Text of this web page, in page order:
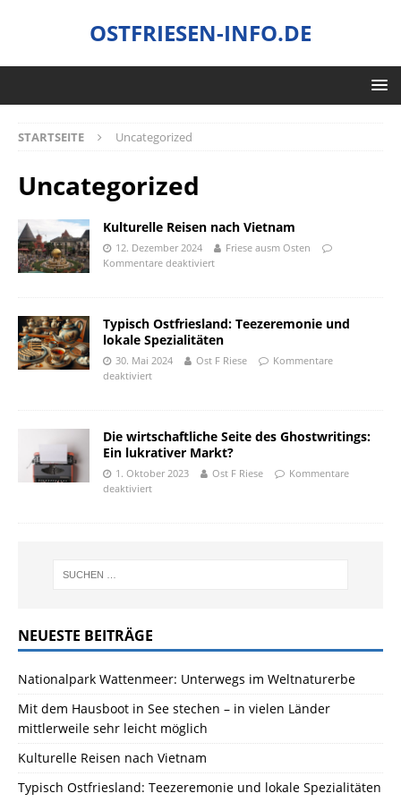
OSTFRIESEN-INFO.DE
STARTSEITE Uncategorized
Uncategorized
Kulturelle Reisen nach Vietnam
12. Dezember 2024
Friese ausm Osten
Kommentare deaktiviert
Typisch Ostfriesland: Teezeremonie und
lokale Spezialitäten
30. Mai 2024 Ost F Riese
Kommentare
deaktiviert
Die wirtschaftliche Seite des Ghostwritings:
Ein lukrativer Markt?
1. Oktober 2023 Ost F Riese
Kommentare
deaktiviert
NEUESTE BEITRÄGE
Nationalpark Wattenmeer: Unterwegs im Weltnaturerbe
Mit dem Hausboot in See stechen – in vielen Länder
mittlerweile sehr leicht möglich
Kulturelle Reisen nach Vietnam
Typisch Ostfriesland: Teezeremonie und lokale Spezialitäten